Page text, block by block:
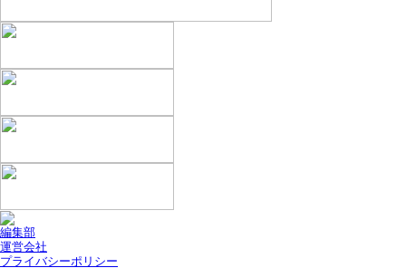
編集部
運営会社
プライバシーポリシー